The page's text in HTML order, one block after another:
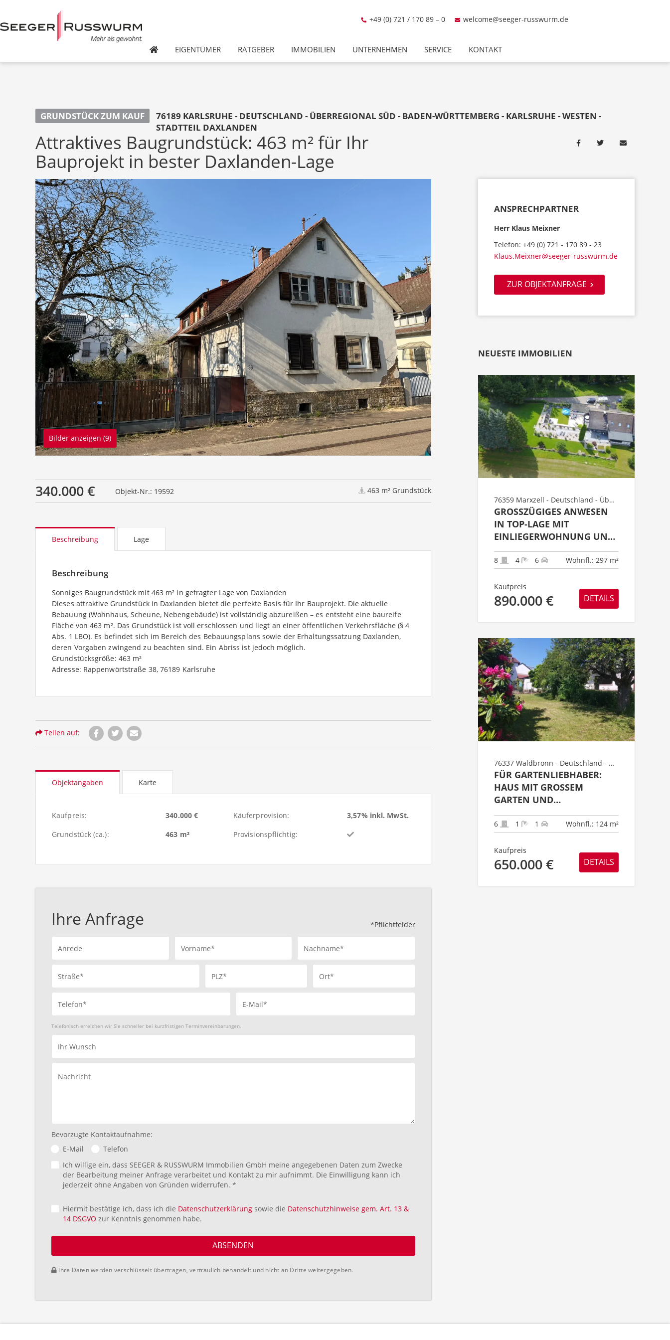
+49 (0) 721 / 170 89 – 0 welcome@seeger-russwurm.de
EIGENTÜMER RATGEBER IMMOBILIEN UNTERNEHMEN SERVICE KONTAKT
GRUNDSTÜCK ZUM KAUF
76189 KARLSRUHE - DEUTSCHLAND - ÜBERREGIONAL SÜD - BADEN-WÜRTTEMBERG - KARLSRUHE - WESTEN -
STADTTEIL DAXLANDEN
Attraktives Baugrundstück: 463 m² für Ihr
Bauprojekt in bester Daxlanden-Lage
Bilder anzeigen (9)
340.000 € Objekt-Nr.: 19592 463 m² Grundstück
Beschreibung Lage
Beschreibung
Sonniges Baugrundstück mit 463 m² in gefragter Lage von Daxlanden
Dieses attraktive Grundstück in Daxlanden bietet die perfekte Basis für Ihr Bauprojekt. Die aktuelle
Bebauung (Wohnhaus, Scheune, Nebengebäude) ist vollständig abzureißen – es entsteht eine baureife
Fläche von 463 m². Das Grundstück ist voll erschlossen und liegt an einer öffentlichen Verkehrsfläche (§ 4
Abs. 1 LBO). Es befindet sich im Bereich des Bebauungsplans sowie der Erhaltungssatzung Daxlanden,
deren Vorgaben zwingend zu beachten sind. Ein Abriss ist jedoch möglich.
Grundstücksgröße: 463 m²
Adresse: Rappenwörtstraße 38, 76189 Karlsruhe
Teilen auf:
Objektangaben Karte
Kaufpreis: 340.000 € Käuferprovision:
3,57% inkl. MwSt.
Grundstück (ca.):
463 m² Provisionspflichtig:
*Pflichtfelder
Ihre Anfrage
Anrede Vorname* Nachname*
Straße* PLZ* Ort*
Telefon* E-Mail*
Telefonisch erreichen wir Sie schneller bei kurzfristigen Terminvereinbarungen.
Ihr Wunsch
Nachricht
Bevorzugte Kontaktaufnahme:
E-Mail
Telefon
Ich willige ein, dass SEEGER & RUSSWURM Immobilien GmbH meine angegebenen Daten zum Zwecke
der Bearbeitung meiner Anfrage verarbeitet und Kontakt zu mir aufnimmt. Die Einwilligung kann ich
jederzeit ohne Angaben von Gründen widerrufen. *
Hiermit bestätige ich, dass ich die Datenschutzerklärung sowie die Datenschutzhinweise gem. Art. 13 &
14 DSGVO zur Kenntnis genommen habe.
ABSENDEN
Ihre Daten werden verschlüsselt übertragen, vertraulich behandelt und nicht an Dritte weitergegeben.
ANSPRECHPARTNER
Herr Klaus Meixner
Telefon: +49 (0) 721 - 170 89 - 23
Klaus.Meixner@seeger-russwurm.de
ZUR OBJEKTANFRAGE
NEUESTE IMMOBILIEN
76359 Marxzell - Deutschland - Überregional Süd - Baden-Württemberg - Landkreis Karlsruhe Süd - Gebiet Marxzell - Pfaffenrot
GROSSZÜGIGES ANWESEN I
N TOP-LAGE MIT E
INLIEGERWOHNUNG UND 6
- GARAGENPLÄTZEN (
BIETERVERFAHREN)
8 4 6 Wohnfl.: 297 m²
Kaufpreis
890.000 € DETAILS
76337 Waldbronn - Deutschland - Überregional Süd - Baden-Württemberg - Landkreis Karlsruhe Süd - Gebiet Waldbronn - Busenbach
FÜR GARTENLIEBHABER:
HAUS MIT GROSSEM G
ARTEN UND A
NBAUMÖGLICHKEIT!
6 1 1 Wohnfl.: 124 m²
Kaufpreis
650.000 € DETAILS